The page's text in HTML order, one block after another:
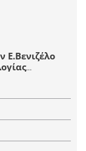
Ε.Βενιζέλο